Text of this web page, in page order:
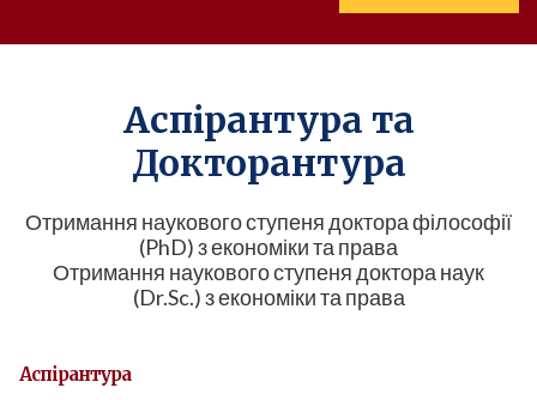
Аспірантура та
Докторантура
Отримання наукового ступеня доктора філософії
(PhD) з економіки та права
Отримання наукового ступеня доктора наук
(Dr.Sc.) з економіки та права
Аспірантура